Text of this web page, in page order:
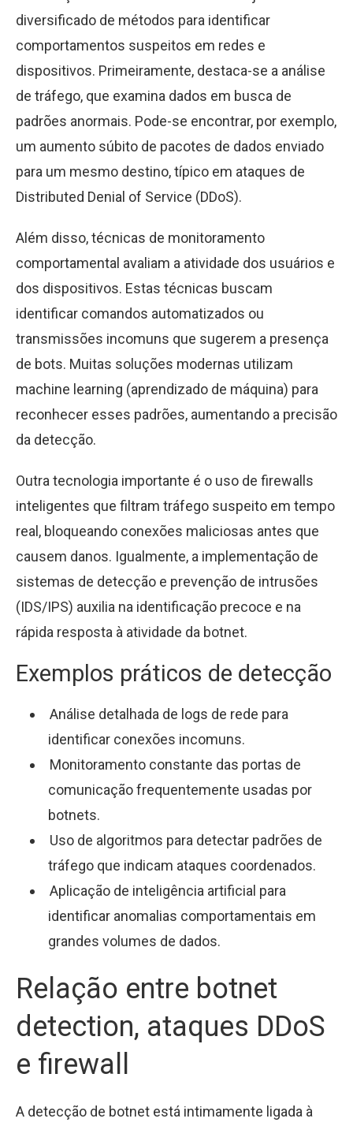
diversificado de métodos para identificar
comportamentos suspeitos em redes e
dispositivos. Primeiramente, destaca-se a análise
de tráfego, que examina dados em busca de
padrões anormais. Pode-se encontrar, por exemplo,
um aumento súbito de pacotes de dados enviado
para um mesmo destino, típico em ataques de
Distributed Denial of Service (DDoS).
Além disso, técnicas de monitoramento
comportamental avaliam a atividade dos usuários e
dos dispositivos. Estas técnicas buscam
identificar comandos automatizados ou
transmissões incomuns que sugerem a presença
de bots. Muitas soluções modernas utilizam
machine learning (aprendizado de máquina) para
reconhecer esses padrões, aumentando a precisão
da detecção.
Outra tecnologia importante é o uso de firewalls
inteligentes que filtram tráfego suspeito em tempo
real, bloqueando conexões maliciosas antes que
causem danos. Igualmente, a implementação de
sistemas de detecção e prevenção de intrusões
(IDS/IPS) auxilia na identificação precoce e na
rápida resposta à atividade da botnet.
Exemplos práticos de detecção
Análise detalhada de logs de rede para
identificar conexões incomuns.
Monitoramento constante das portas de
comunicação frequentemente usadas por
botnets.
Uso de algoritmos para detectar padrões de
tráfego que indicam ataques coordenados.
Aplicação de inteligência artificial para
identificar anomalias comportamentais em
grandes volumes de dados.
Relação entre botnet
detection, ataques DDoS
e firewall
A detecção de botnet está intimamente ligada à